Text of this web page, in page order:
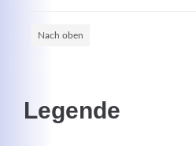
Nach oben
Legende